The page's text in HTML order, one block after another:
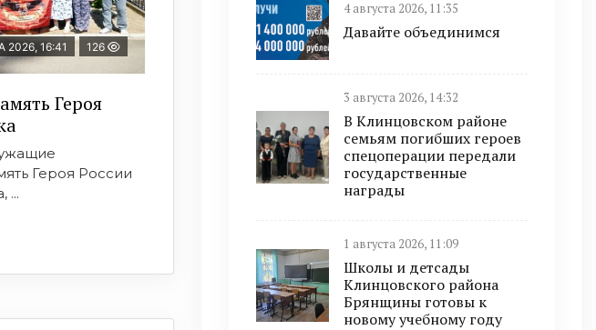
2026, 16:41 126
Героя
Героя России
...
4 августа 2026, 11:35
Давайте объединимся
3 августа 2026, 14:32
В Клинцовском районе
семьям погибших героев
спецоперации передали
государственные
награды
1 августа 2026, 11:09
Школы и детсады
Клинцовского района
Брянщины готовы к
новому учебному году